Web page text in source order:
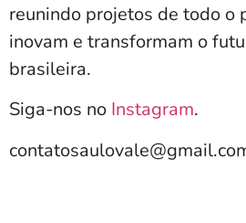
reunindo projetos de todo o
inovam e transformam o
brasileira.
Siga-nos no Instagram.